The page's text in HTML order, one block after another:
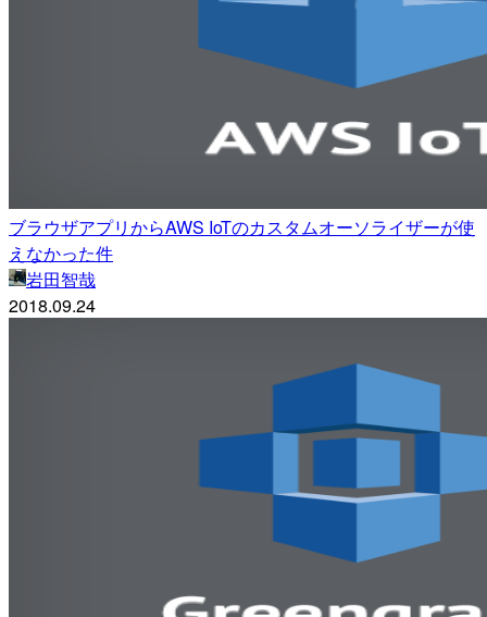
ブラウザアプリからAWS IoTのカスタムオーソライザーが使
えなかった件
岩田智哉
2018.09.24